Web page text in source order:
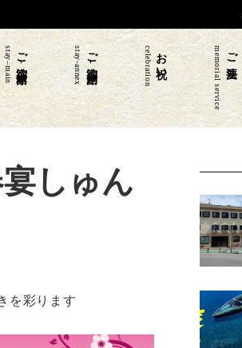
ご宿泊-本館
stay–main ご宿泊-別館
stay-annex お祝い
celebration ご法要
memorial service
しゅん
を彩ります